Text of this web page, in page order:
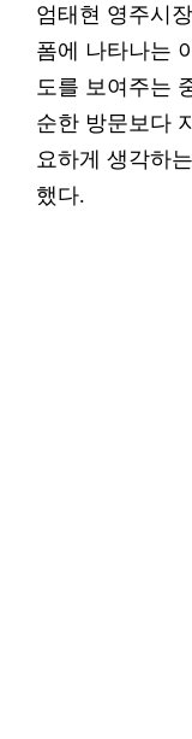
엄태현 영주시
폼에 나타나는
도를 보여주는
순한 방문보다
요하게 생각하
했다.